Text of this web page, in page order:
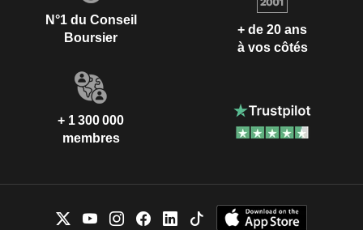
N°1 du Conseil
Boursier
+ de 20 ans
à vos côtés
+ 1 300 000
membres